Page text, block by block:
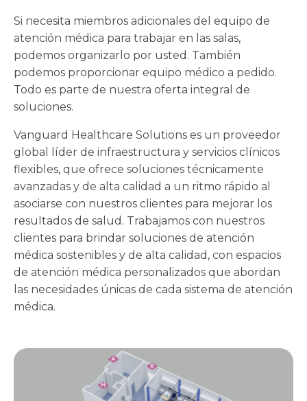
Si necesita miembros adicionales del equipo de
atención médica para trabajar en las salas,
podemos organizarlo por usted. También
podemos proporcionar equipo médico a pedido.
Todo es parte de nuestra oferta integral de
soluciones.
Vanguard Healthcare Solutions es un proveedor
global líder de infraestructura y servicios clínicos
flexibles, que ofrece soluciones técnicamente
avanzadas y de alta calidad a un ritmo rápido al
asociarse con nuestros clientes para mejorar los
resultados de salud. Trabajamos con nuestros
clientes para brindar soluciones de atención
médica sostenibles y de alta calidad, con espacios
de atención médica personalizados que abordan
las necesidades únicas de cada sistema de atención
médica.